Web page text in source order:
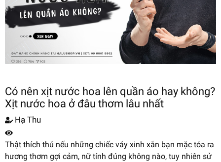
Có nên xịt nước hoa lên quần áo hay không?
Xịt nước hoa ở đâu thơm lâu nhất
Hạ Thu
Thật thích thú nếu những chiếc váy xinh xắn bạn mặc tỏa ra
hương thơm gợi cảm, nữ tính đúng không nào, tuy nhiên sử